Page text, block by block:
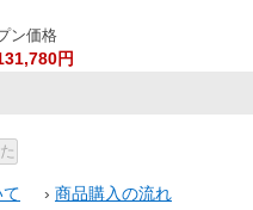
ン価格
円
› 商品購入の流れ